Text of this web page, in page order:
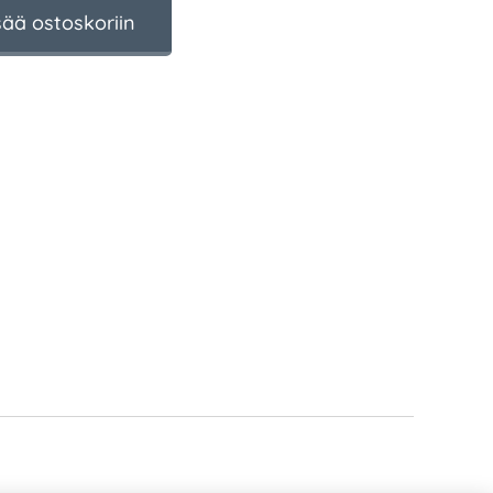
ostoskoriin